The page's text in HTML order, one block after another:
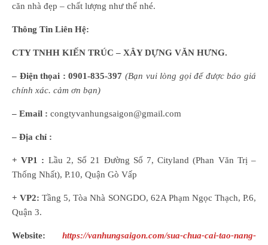
căn nhà đẹp – chất lượng như thế nhé.
Thông Tin Liên Hệ:
CTY TNHH KIẾN TRÚC – XÂY DỰNG VĂN HƯNG.
– Điện thọai : 0901-835-397 (Bạn vui lòng gọi để được báo giá
chính xác. cảm ơn bạn)
– Email : congtyvanhungsaigon@gmail.com
– Địa chỉ :
+ VP1 : Lầu 2, Số 21 Đường Số 7, Cityland (Phan Văn Trị –
Thống Nhất), P.10, Quận Gò Vấp
+ VP2:Tầng 5, Tòa Nhà SONGDO, 62A Phạm Ngọc Thạch, P.6,
Quận 3.
Website:
https://vanhungsaigon.com/sua-chua-cai-tao-nang-